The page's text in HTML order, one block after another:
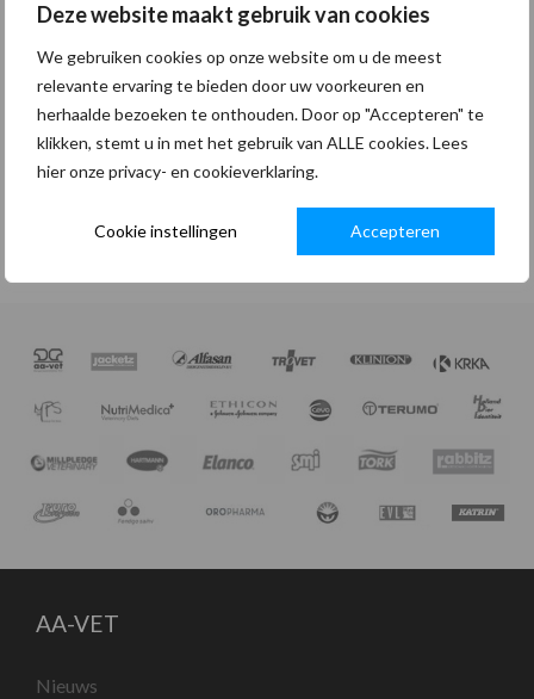
Deze website maakt gebruik van cookies
We gebruiken cookies op onze website om u de meest
relevante ervaring te bieden door uw voorkeuren en
herhaalde bezoeken te onthouden. Door op "Accepteren" te
klikken, stemt u in met het gebruik van ALLE cookies. Lees
hier onze privacy- en cookieverklaring.
Cookie instellingen Accepteren
Je persoonlijke gegevens worden gebruikt om je
ervaring op deze site te ondersteunen, om toegang
tot je account te beheren en voor andere doeleinden
zoals omschreven in onzeprivacybeleid.
AA-VET
Nieuws